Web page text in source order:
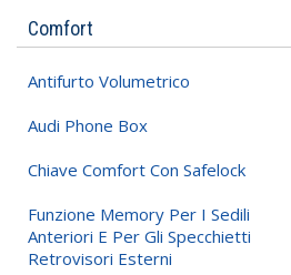
Comfort
Antifurto Volumetrico
Audi Phone Box
Chiave Comfort Con Safelock
Funzione Memory Per I Sedili
Anteriori E Per Gli Specchietti
Retrovisori Esterni